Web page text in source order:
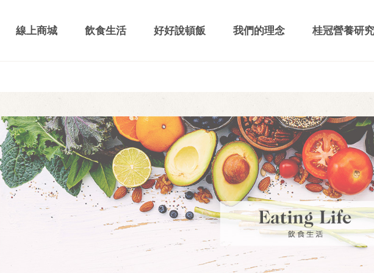
線上商城 飲食生活 好好說頓飯 我們的理念 桂冠營養研